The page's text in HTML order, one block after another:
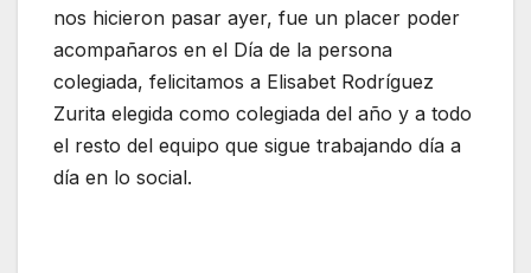
nos hicieron pasar ayer, fue un placer poder
acompañaros en el Día de la persona
colegiada, felicitamos a Elisabet Rodríguez
Zurita elegida como colegiada del año y a todo
el resto del equipo que sigue trabajando día a
día en lo social.